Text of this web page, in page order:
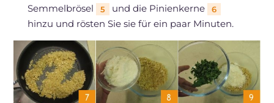
Semmelbrösel
5 und die Pinienkerne 6
hinzu und rösten Sie sie für ein paar Minuten.